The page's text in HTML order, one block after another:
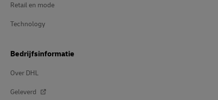
Retail en mode
Technology
Bedrijfsinformatie
Over DHL
Geleverd